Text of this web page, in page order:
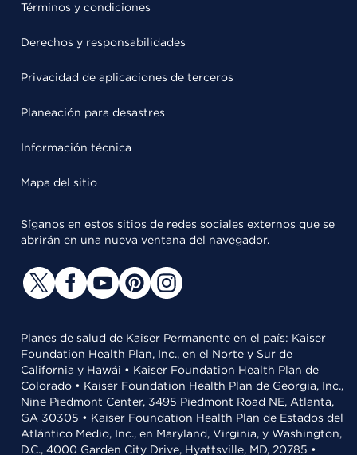
Términos y condiciones
Derechos y responsabilidades
Privacidad de aplicaciones de terceros
Planeación para desastres
Información técnica
Mapa del sitio
Síganos en estos sitios de redes sociales externos que se
abrirán en una nueva ventana del navegador.
Planes de salud de Kaiser Permanente en el país: Kaiser
Foundation Health Plan, Inc., en el Norte y Sur de
California y Hawái • Kaiser Foundation Health Plan de
Colorado • Kaiser Foundation Health Plan de Georgia, Inc.,
Nine Piedmont Center, 3495 Piedmont Road NE, Atlanta,
GA 30305 • Kaiser Foundation Health Plan de Estados del
Atlántico Medio, Inc., en Maryland, Virginia, y Washington,
D.C., 4000 Garden City Drive, Hyattsville, MD, 20785 •